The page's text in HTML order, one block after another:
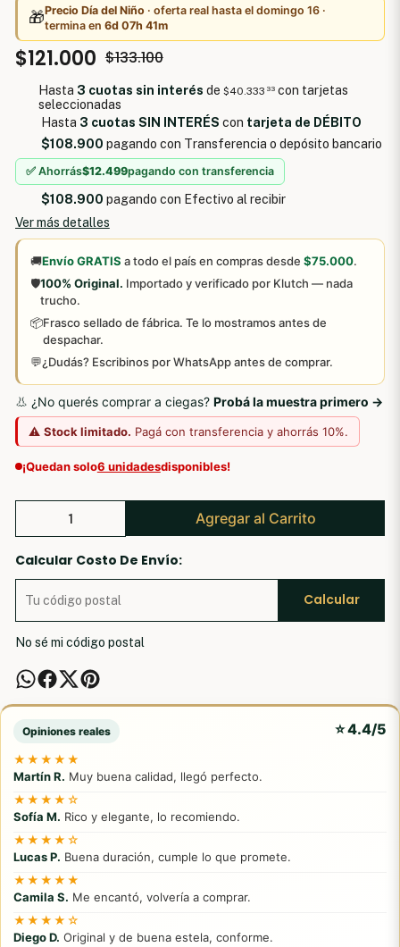
🎁Precio Día del Niño· oferta real hasta el domingo 16 ·
termina en 6d 07h 41m
$121.000 $133.100
Hasta 3 cuotas sin interés de $40.333 33con tarjetas
seleccionadas
Hasta 3 cuotas SIN INTERÉS con tarjeta de DÉBITO
$108.900 pagando con Transferencia o depósito bancario
✅ Ahorrás$12.499pagando con transferencia
$108.900 pagando con Efectivo al recibir
Ver más detalles
🚚Envío GRATIS a todo el país en compras desde $75.000.
🛡️100% Original. Importado y verificado por Klutch — nada
trucho.
📦Frasco sellado de fábrica. Te lo mostramos antes de
despachar.
💬¿Dudás? Escribinos por WhatsApp antes de comprar.
👃 ¿No querés comprar a ciegas? Probá la muestra primero →
⚠️ Stock limitado. Pagá con transferencia y ahorrás 10%.
¡Quedan solo6 unidadesdisponibles!
Agregar al Carrito
Calcular Costo De Envío:
Calcular
No sé mi código postal
Opiniones reales ⭐ 4.4/5
★★★★★
Martín R. Muy buena calidad, llegó perfecto.
★★★★☆
Sofía M. Rico y elegante, lo recomiendo.
★★★★☆
Lucas P. Buena duración, cumple lo que promete.
★★★★★
Camila S. Me encantó, volvería a comprar.
★★★★☆
Diego D. Original y de buena estela, conforme.